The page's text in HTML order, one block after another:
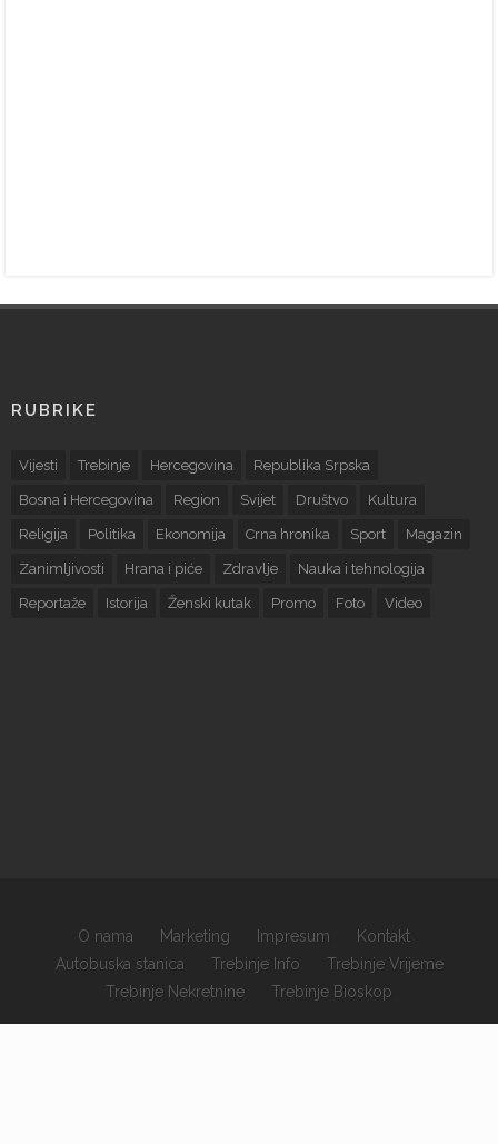
×
RUBRIKE
Vijesti Trebinje Hercegovina Republika Srpska
Bosna i Hercegovina Region Svijet Društvo Kultura
Religija Politika Ekonomija Crna hronika Sport Magazin
Zanimljivosti Hrana i piće Zdravlje Nauka i tehnologija
Reportaže Istorija Ženski kutak Promo Foto Video
O nama Marketing Impresum
Kontakt
Autobuska stanica
Trebinje Info
Trebinje Vrijeme
Trebinje Nekretnine
Trebinje Bioskop